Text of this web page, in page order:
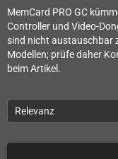
MemCard PRO GC
Controller und Video-
sind nicht austauschbar
Modellen; prüfe daher
beim Artikel.
Relevanz